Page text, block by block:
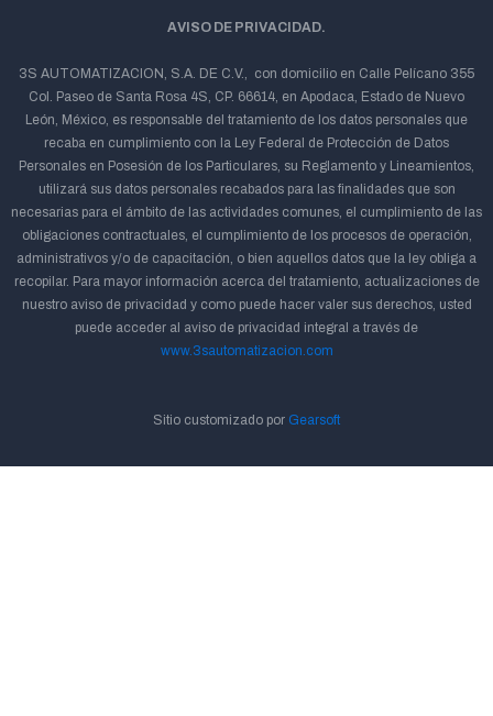
AVISO DE PRIVACIDAD.
3S AUTOMATIZACION, S.A. DE C.V., con domicilio en Calle Pelícano 355
Col. Paseo de Santa Rosa 4S, CP. 66614, en Apodaca, Estado de Nuevo
León, México, es responsable del tratamiento de los datos personales que
recaba en cumplimiento con la Ley Federal de Protección de Datos
Personales en Posesión de los Particulares, su Reglamento y Lineamientos,
utilizará sus datos personales recabados para las finalidades que son
necesarias para el ámbito de las actividades comunes, el cumplimiento de las
obligaciones contractuales, el cumplimiento de los procesos de operación,
administrativos y/o de capacitación, o bien aquellos datos que la ley obliga a
recopilar. Para mayor información acerca del tratamiento, actualizaciones de
nuestro aviso de privacidad y como puede hacer valer sus derechos, usted
puede acceder al aviso de privacidad integral a través de
www.3sautomatizacion.com
Sitio customizado por Gearsoft